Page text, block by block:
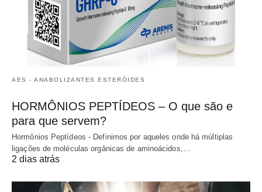
AES - ANABOLIZANTES ESTERÓIDES
HORMÔNIOS PEPTÍDEOS – O que são e
para que servem?
Hormônios Peptídeos - Definimos por aqueles onde há múltiplas
ligações de moléculas orgânicas de aminoácidos,…
2 dias atrás